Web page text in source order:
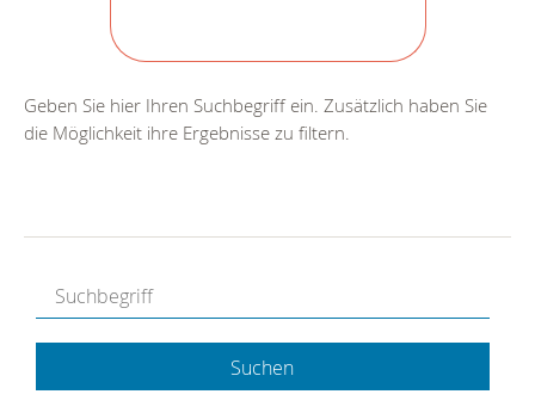
Geben Sie hier Ihren Suchbegriff ein. Zusätzlich haben Sie
die Möglichkeit ihre Ergebnisse zu filtern.
Suchen